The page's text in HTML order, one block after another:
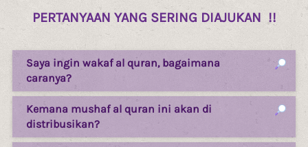
PERTANYAAN YANG SERING DIAJUKAN  !!
Saya ingin wakaf al quran, bagaimana
caranya?
Kemana mushaf al quran ini akan di
distribusikan?